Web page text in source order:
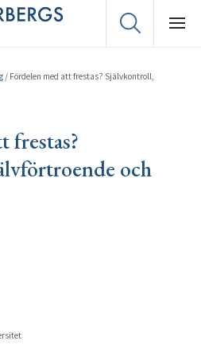
/ Fördelen med att frestas? Självkontroll,
frestas?
och